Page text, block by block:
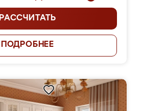
РАССЧИТАТЬ
ПОДРОБНЕЕ